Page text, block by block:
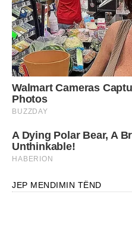
JEP MENDIMIN TËND